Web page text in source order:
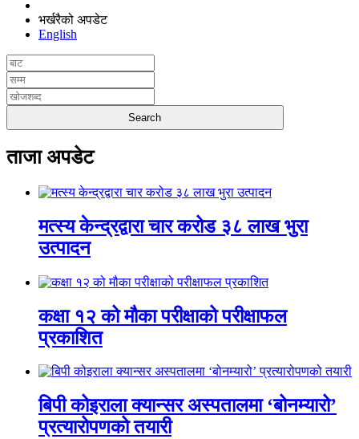
भर्खरैको अपडेट
English
ताजा अपडेट
मत्स्य केन्द्रद्वारा चार करोड ३८ लाख भुरा
उत्पादन
कक्षा १२ को मौका परीक्षाको परीक्षाफल
प्रकाशित
बिपी कोइराला क्यान्सर अस्पतालमा ‘बोनम्यारो’
प्रत्यारोपणको तयारी